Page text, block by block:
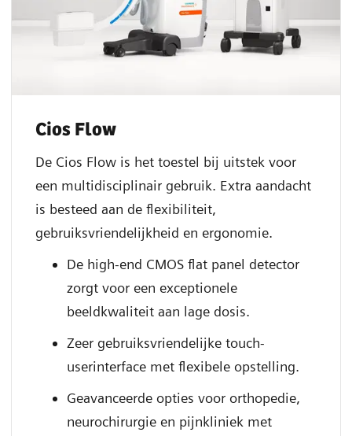
Cios Flow
De Cios Flow is het toestel bij uitstek voor
een multidisciplinair gebruik. Extra aandacht
is besteed aan de flexibiliteit,
gebruiksvriendelijkheid en ergonomie.
De high-end CMOS flat panel detector
zorgt voor een exceptionele
beeldkwaliteit aan lage dosis.
Zeer gebruiksvriendelijke touch-
userinterface met flexibele opstelling.
Geavanceerde opties voor orthopedie,
neurochirurgie en pijnkliniek met